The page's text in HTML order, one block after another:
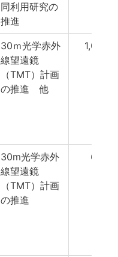
同利用研究の
推進
30ｍ光学赤外
線望遠鏡
（TMT）計画
の推進 他
1,033
30m光学赤外
線望遠鏡
（TMT）計画
の推進
650